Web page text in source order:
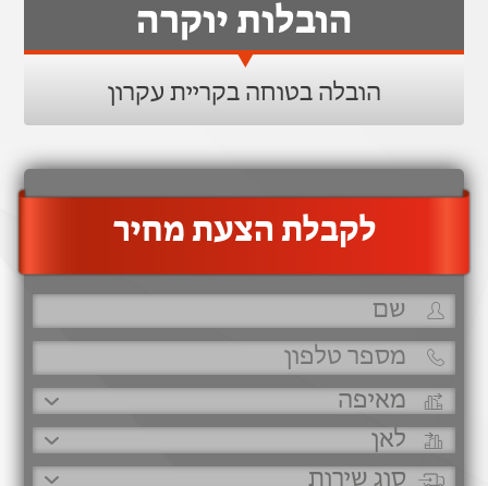
הובלות יוקרה
הובלה בטוחה בקריית עקרון
‫לקבלת הצעת מחיר